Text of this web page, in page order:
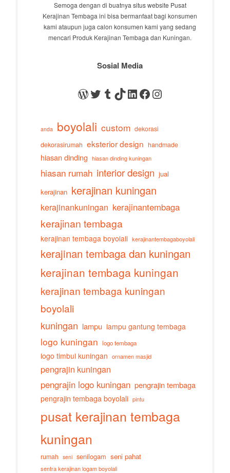
Semoga dengan di buatnya situs website Pusat
Kerajinan Tembaga ini bisa bermanfaat bagi konsumen
kami ataupun juga calon konsumen kami yang sedang
mencari Produk Kerajinan Tembaga dan Kuningan.
Sosial Media
WordPress
Twitter
Tumblr
TikTok
LinkedIn
Facebook
Instagram
anda boyolali custom dekorasi
dekorasirumah eksterior design handmade
hiasan dinding hiasan dinding kuningan
hiasan rumah interior design jual
kerajinan kerajinan kuningan
kerajinankuningan kerajinantembaga
kerajinan tembaga
kerajinan tembaga boyolali kerajinantembagaboyolali
kerajinan tembaga dan kuningan
kerajinan tembaga kuningan
kerajinan tembaga kuningan
boyolali
kuningan lampu lampu gantung tembaga
logo kuningan logo tembaga
logo timbul kuningan ornamen masjid
pengrajin kuningan
pengrajin logo kuningan pengrajin tembaga
pengrajin tembaga boyolali pintu
pusat kerajinan tembaga
kuningan
rumah seni senilogam seni pahat
sentra kerajinan logam boyolali